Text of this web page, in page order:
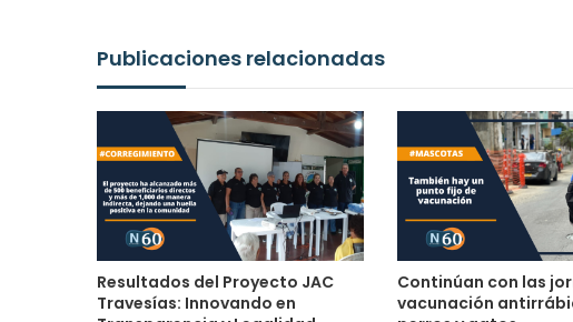
Publicaciones relacionadas
Resultados del Proyecto JAC
Travesías: Innovando en
Continúan con las
vacunación